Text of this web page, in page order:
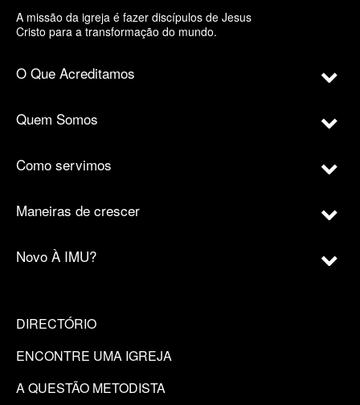
A missão da igreja é fazer discípulos de Jesus
Cristo para a transformação do mundo.
O Que Acreditamos
Quem Somos
Como servimos
Maneiras de crescer
Novo À IMU?
DIRECTÓRIO
ENCONTRE UMA IGREJA
A QUESTÃO METODISTA